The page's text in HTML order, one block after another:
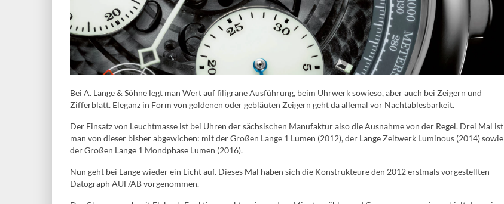
Bei A. Lange & Söhne legt man Wert auf filigrane Ausführung, beim Uhrwerk sowieso, aber auch bei Zeigern und
Zifferblatt. Eleganz in Form von goldenen oder gebläuten Zeigern geht da allemal vor Nachtablesbarkeit.
Der Einsatz von Leuchtmasse ist bei Uhren der sächsischen Manufaktur also die Ausnahme von der Regel. Drei Mal ist
man von dieser bisher abgewichen: mit der Großen Lange 1 Lumen (2012), der Lange Zeitwerk Luminous (2014) sowie
der Großen Lange 1 Mondphase Lumen (2016).
Nun geht bei Lange wieder ein Licht auf. Dieses Mal haben sich die Konstrukteure den 2012 erstmals vorgestellten
Datograph AUF/AB vorgenommen.